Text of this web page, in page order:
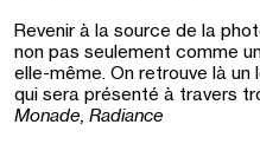
Revenir à la source de la
non pas seulement comme
elle-même. On retrouve là un
qui sera présenté à travers
Monade, Radiance